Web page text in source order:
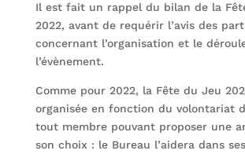
Il est fait un rappel du bilan de la
2022, avant de requérir l’avis des
concernant l’organisation et le
l’évènement.
Comme pour 2022, la Fête du Jeu
organisée en fonction du volontariat
tout membre pouvant proposer une
son choix : le Bureau l’aidera dans